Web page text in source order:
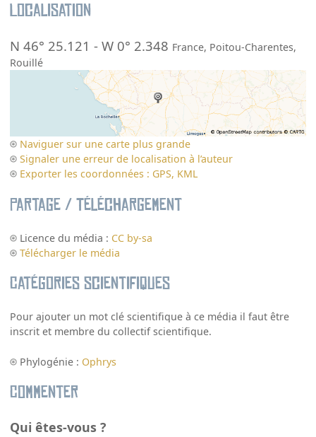
Localisation
N 46° 25.121 -W 0° 2.348 France, Poitou-Charentes,
Rouillé
Naviguer sur une carte plus grande
Signaler une erreur de localisation à l’auteur
Exporter les coordonnées : GPS, KML
Partage / Téléchargement
Licence du média : CC by-sa
Télécharger le média
Catégories scientifiques
Pour ajouter un mot clé scientifique à ce média il faut être
inscrit et membre du collectif scientifique.
Phylogénie : Ophrys
Commenter
Qui êtes-vous ?